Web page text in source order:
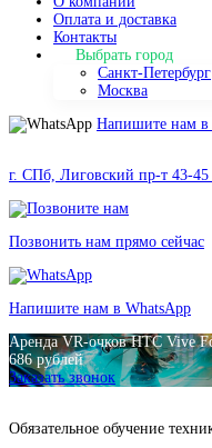
Оплата и доставка
Контакты
Выбрать город
Санкт-Петербург
Москва
Напишите нам в
г. СПб, Лиговский пр-т 43-
Позвонить нам прямо сейчас
Напишите нам в WhatsApp
Аренда VR-очков HTC Vive
686 рублей
Заказать звонок
Обязательное обучение